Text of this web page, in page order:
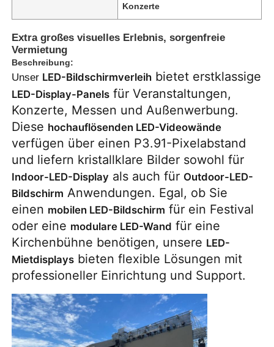
Zu Hause
Produkte
Videos
VR Show
Über uns
Konzerte
Extra großes visuelles Erlebnis, sorgenfreie
Vermietung
Beschreibung:
Unser LED-Bildschirmverleih bietet erstklassige
LED-Display-Panels für Veranstaltungen,
Konzerte, Messen und Außenwerbung.
Diese hochauflösenden LED-Videowände
verfügen über einen P3.91-Pixelabstand
und liefern kristallklare Bilder sowohl für
Indoor-LED-Display als auch für Outdoor-LED-
Bildschirm Anwendungen. Egal, ob Sie
einen mobilen LED-Bildschirm für ein Festival
oder eine modulare LED-Wand für eine
Kirchenbühne benötigen, unsere LED-
Mietdisplays bieten flexible Lösungen mit
professioneller Einrichtung und Support.